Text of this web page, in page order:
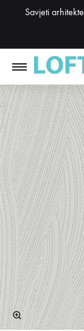
Savjeti arhitekte